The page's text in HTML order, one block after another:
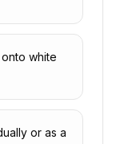
white
or as a